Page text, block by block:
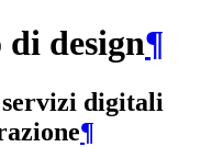
design¶
digitali
¶